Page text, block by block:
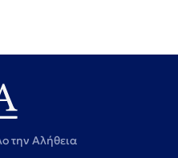
την Αλήθεια